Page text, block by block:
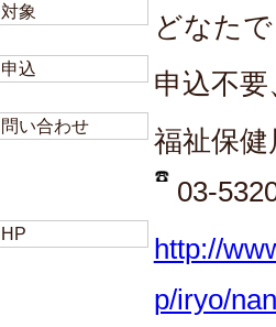
対象 どなた
申込 申込不
問い合わせ
福祉保
03-
HP
http://
p/iryo/